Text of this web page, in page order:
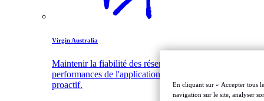
Virgin Australia
Maintenir la fiabilité des réservations de vol et les
performances de l'application grâce à un monitoring
proactif.
En cliquant sur « Accepter tous
navigation sur le site, analyser